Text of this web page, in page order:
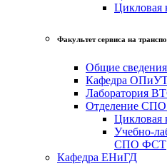
Факультет сервиса на
Общие
Кафедра
Лаборатория
Отделение
Цикловая
Учебно-
СПО ФСТ
Кафедра ЕНиГД